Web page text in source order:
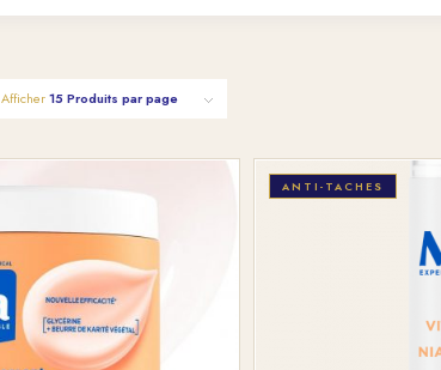
Afficher15 Produits par page
ANTI-TACHES